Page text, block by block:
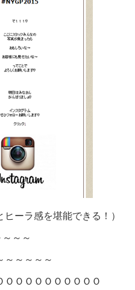
ーラ感を堪能できる！）
～～
～～～～～
ＯＯＯＯＯＯＯＯＯＯ